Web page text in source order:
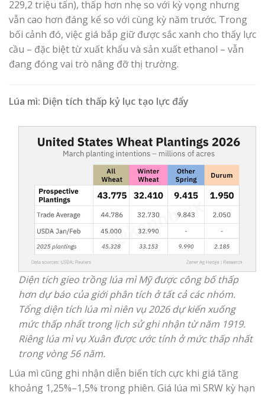
229,2 triệu tấn), thấp hơn nhẹ so với kỳ vọng nhưng
vẫn cao hơn đáng kể so với cùng kỳ năm trước. Trong
bối cảnh đó, việc giá bắp giữ được sắc xanh cho thấy lực
cầu – đặc biệt từ xuất khẩu và sản xuất ethanol – vẫn
đang đóng vai trò nâng đỡ thị trường.
Lúa mì: Diện tích thấp kỷ lục tạo lực đẩy
Diện tích gieo trồng lúa mì Mỹ được công bố thấp
hơn dự báo của giới phân tích ở tất cả các nhóm.
Tổng diện tích lúa mì niên vụ 2026 dự kiến xuống
mức thấp nhất trong lịch sử ghi nhận từ năm 1919.
Riêng lúa mì vụ Xuân được ước tính ở mức thấp nhất
trong vòng 56 năm.
Lúa mì cũng ghi nhận diễn biến tích cực khi giá tăng
khoảng 1,25%–1,5% trong phiên. Giá lúa mì SRW kỳ hạn